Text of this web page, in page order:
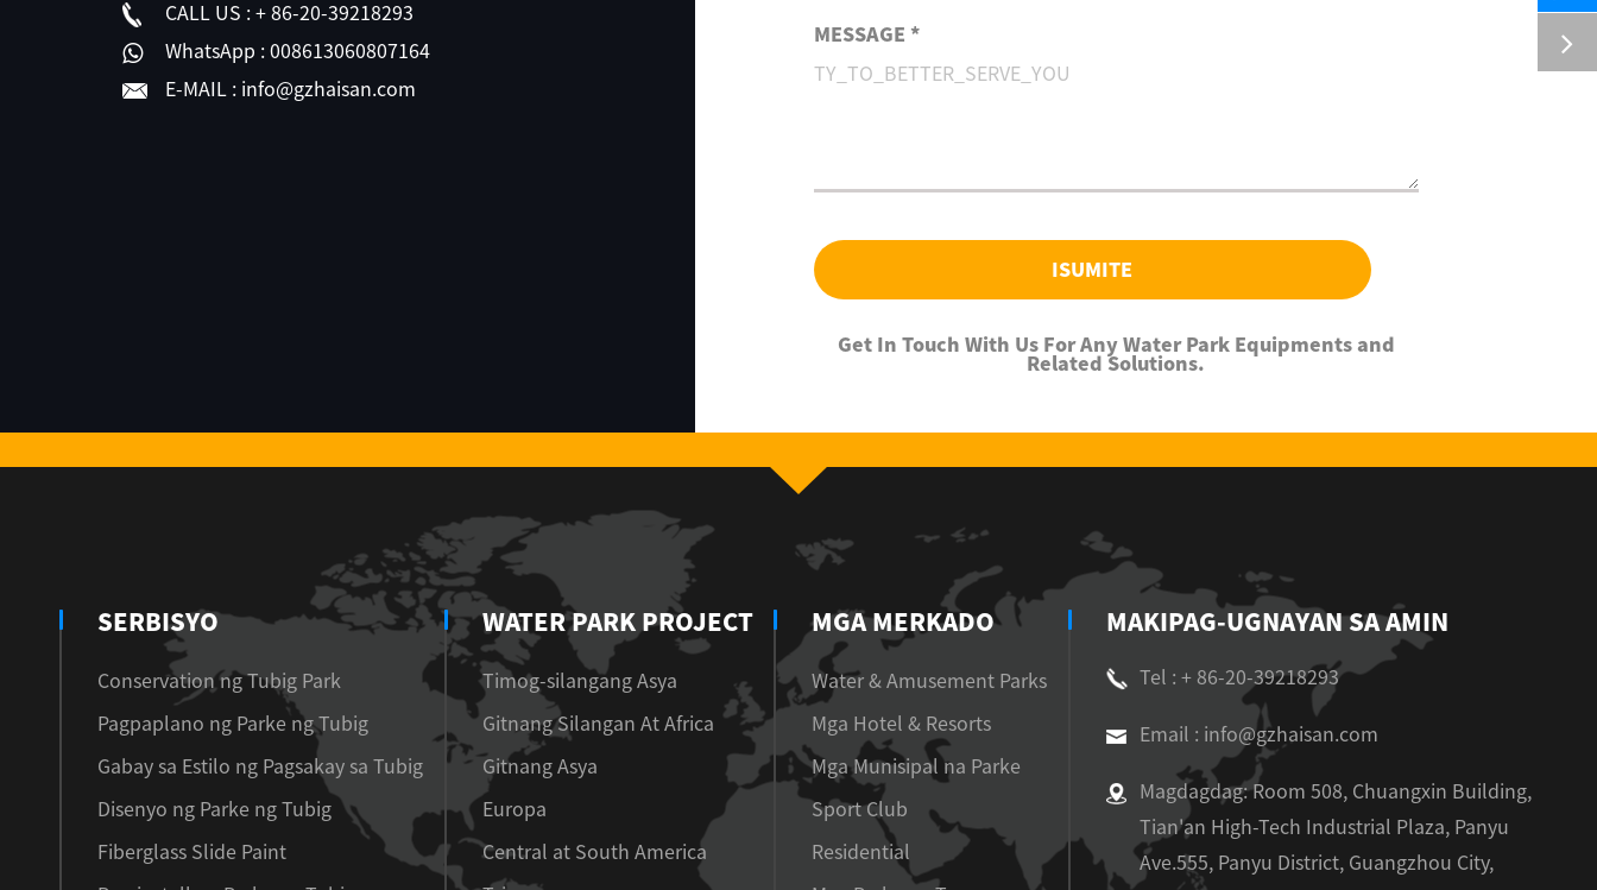
CALL US :+ 86-20-39218293
WhatsApp :008613060807164
E-MAIL :info@gzhaisan.com
MESSAGE *
ISUMITE
Get In Touch With Us For Any Water Park Equipments and
Related Solutions.
SERBISYO
Conservation ng Tubig Park
Pagpaplano ng Parke ng Tubig
Gabay sa Estilo ng Pagsakay sa Tubig
Disenyo ng Parke ng Tubig
Fiberglass Slide Paint
WATER PARK PROJECT
Timog-silangang Asya
Gitnang Silangan At Africa
Gitnang Asya
Europa
Central at South America
MGA MERKADO
Water & Amusement Parks
Mga Hotel & Resorts
Mga Munisipal na Parke
Sport Club
Residential
MAKIPAG-UGNAYAN SA AMIN
Tel : + 86-20-39218293
Email : info@gzhaisan.com
Magdagdag: Room 508, Chuangxin Building,
Tian'an High-Tech Industrial Plaza, Panyu
Ave.555, Panyu District, Guangzhou City,